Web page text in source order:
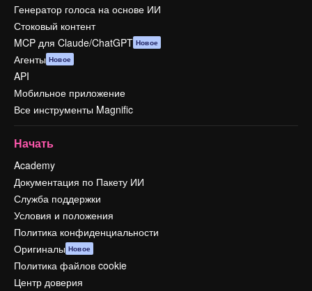
Генератор голоса на основе ИИ
Стоковый контент
MCP для Claude/ChatGPT Новое
Агенты Новое
API
Мобильное приложение
Все инструменты Magnific
Начать
Academy
Документация по Пакету ИИ
Служба поддержки
Условия и положения
Политика конфиденциальности
Оригиналы Новое
Политика файлов cookie
Центр доверия